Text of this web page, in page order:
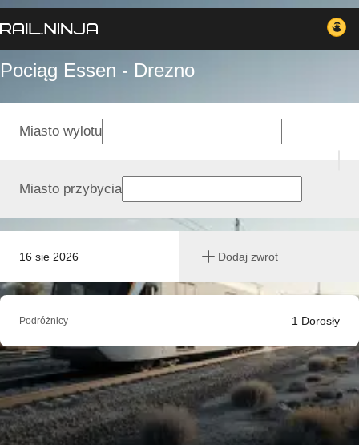
Pociąg Essen - Drezno
16 sie 2026 Dodaj zwrot
Miasto wylotu
Miasto przybycia
Podróżnicy 1 Dorosły